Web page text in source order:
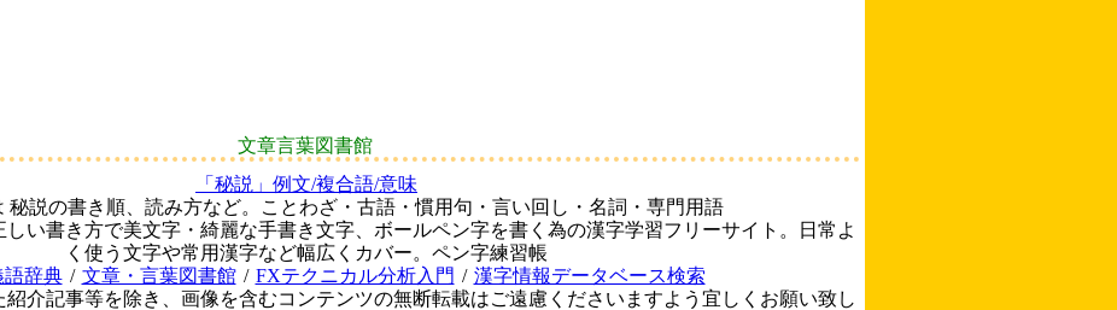
文章言葉図書館
「秘説」例文/複合語/意味
秘説の書き順、読み方など。ことわざ・古語・慣用句・言い回し・名詞・専門用語
しい書き方で美文字・綺麗な手書き文字、ボールペン字を書く為の漢字学習フリーサイト。日常よ
く使う文字や常用漢字など幅広くカバー。ペン字練習帳
語辞典 / 文章・言葉図書館 / FXテクニカル分析入門 / 漢字情報データベース検索
介記事等を除き、画像を含むコンテンツの無断転載はご遠慮くださいますよう宜しくお願い致し